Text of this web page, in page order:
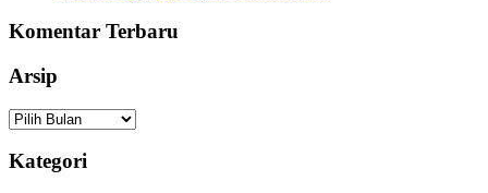
Komentar Terbaru
Arsip
Arsip
Kategori